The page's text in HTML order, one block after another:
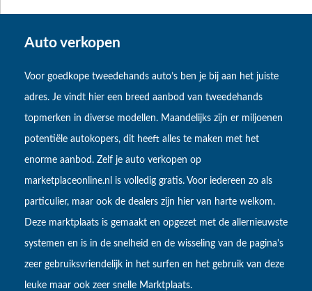
Auto verkopen
Voor goedkope tweedehands auto’s ben je bij aan het juiste
adres. Je vindt hier een breed aanbod van tweedehands
topmerken in diverse modellen. Maandelijks zijn er miljoenen
potentiële autokopers, dit heeft alles te maken met het
enorme aanbod. Zelf je auto verkopen op
marketplaceonline.nl is volledig gratis. Voor iedereen zo als
particulier, maar ook de dealers zijn hier van harte welkom.
Deze marktplaats is gemaakt en opgezet met de allernieuwste
systemen en is in de snelheid en de wisseling van de pagina's
zeer gebruiksvriendelijk in het surfen en het gebruik van deze
leuke maar ook zeer snelle Marktplaats.